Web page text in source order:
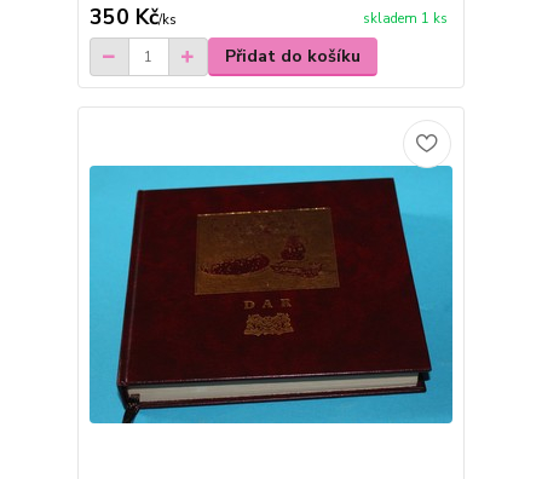
350 Kč/ks skladem 1 ks
Přidat do košíku